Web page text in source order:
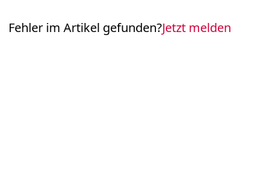
Fehler im Artikel gefunden?Jetzt melden